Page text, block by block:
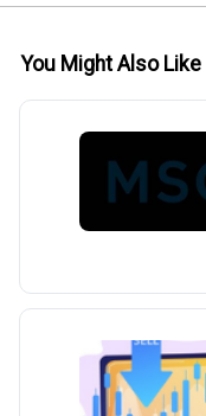
You Might Also Like